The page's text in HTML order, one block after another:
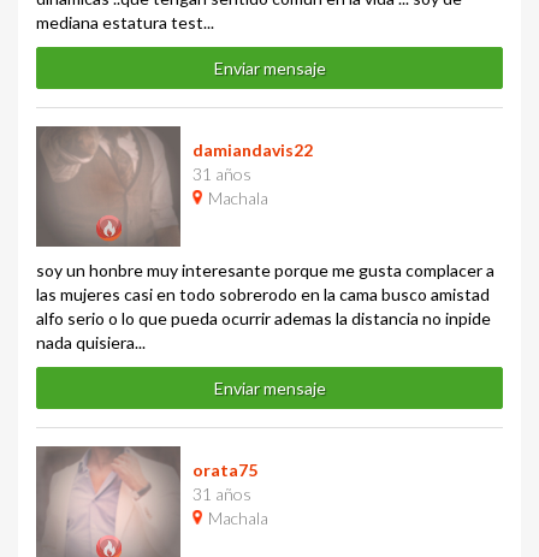
mediana estatura test...
Enviar mensaje
damiandavis22
31 años
Machala
soy un honbre muy interesante porque me gusta complacer a
las mujeres casi en todo sobrerodo en la cama busco amistad
alfo serio o lo que pueda ocurrir ademas la distancia no inpide
nada quisiera...
Enviar mensaje
orata75
31 años
Machala